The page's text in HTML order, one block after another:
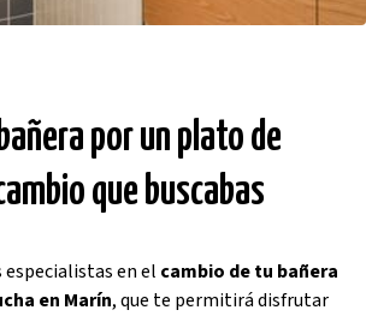
por un plato de
que buscabas
especialistas en el cambio de tu bañera
en Marín, que te permitirá disfrutar